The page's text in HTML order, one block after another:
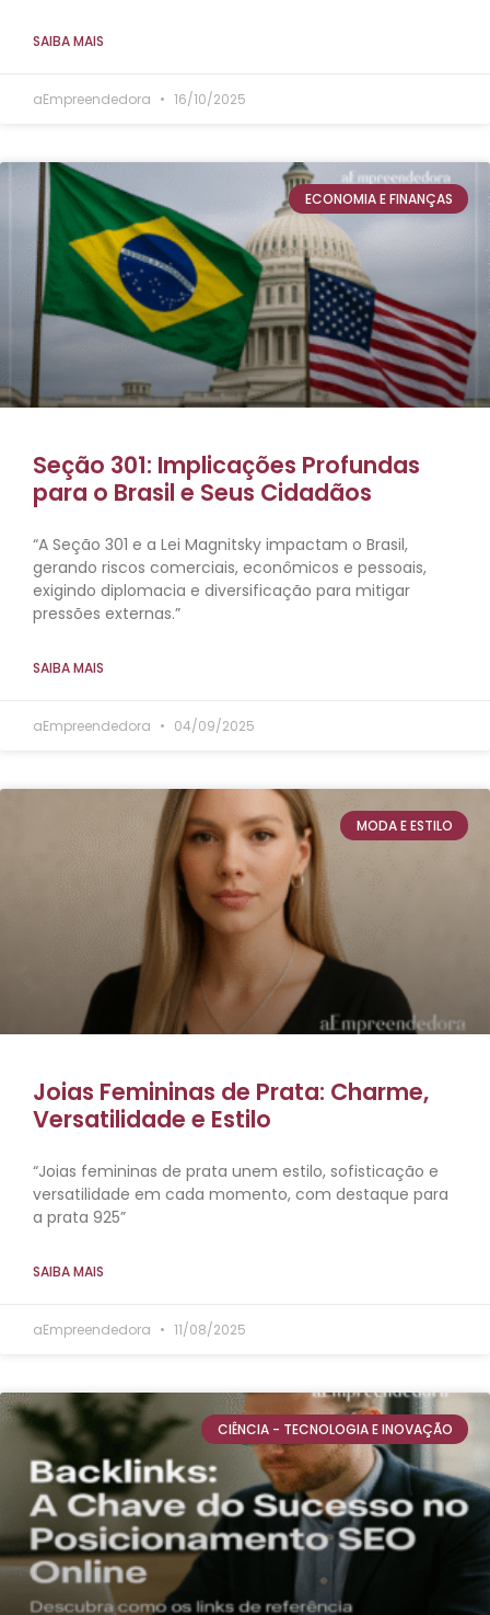
SAIBA MAIS
aEmpreendedora 16/10/2025
ECONOMIA E FINANÇAS
Seção 301: Implicações Profundas
para o Brasil e Seus Cidadãos
“A Seção 301 e a Lei Magnitsky impactam o Brasil,
gerando riscos comerciais, econômicos e pessoais,
exigindo diplomacia e diversificação para mitigar
pressões externas.”
SAIBA MAIS
aEmpreendedora 04/09/2025
MODA E ESTILO
Joias Femininas de Prata: Charme,
Versatilidade e Estilo
“Joias femininas de prata unem estilo, sofisticação e
versatilidade em cada momento, com destaque para
a prata 925”
SAIBA MAIS
aEmpreendedora 11/08/2025
CIÊNCIA - TECNOLOGIA E INOVAÇÃO